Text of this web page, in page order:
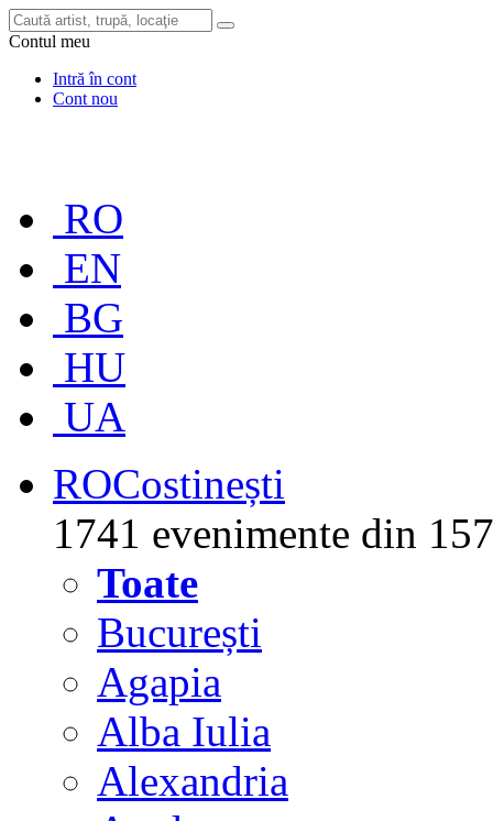
Contul meu
Intră în cont
Cont nou
RO
EN
BG
HU
UA
ROCostinești
1741 evenimente din
Toate
București
Agapia
Alba Iulia
Alexandria